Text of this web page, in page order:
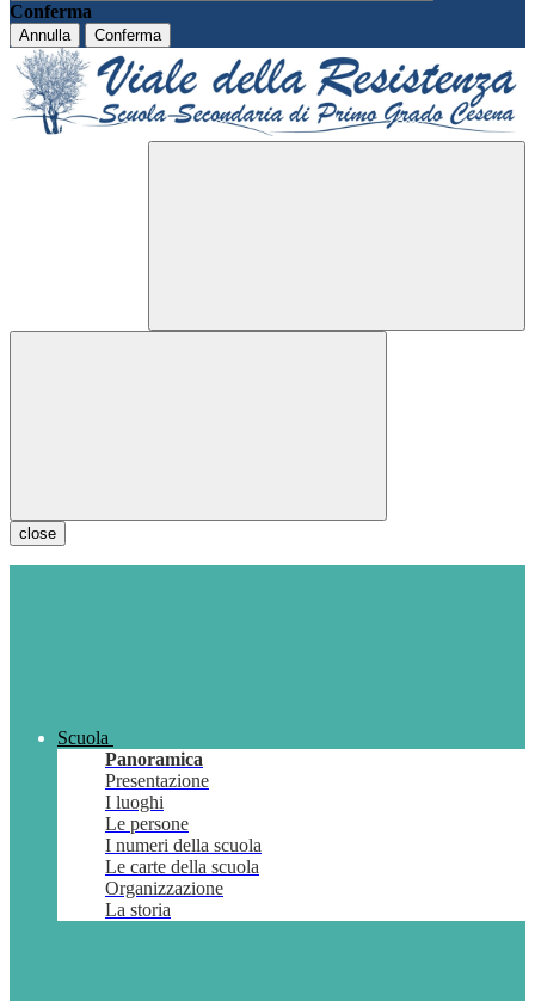
Conferma
Annulla Conferma
close
Scuola
Panoramica
Presentazione
I luoghi
Le persone
I numeri della scuola
Le carte della scuola
Organizzazione
La storia